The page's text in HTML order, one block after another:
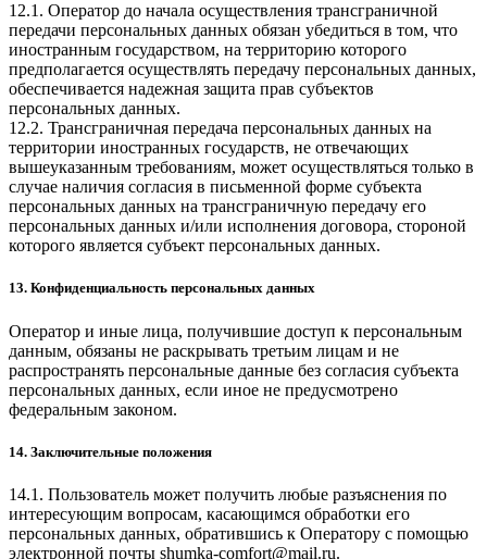
12.1. Оператор до начала осуществления трансграничной
передачи персональных данных обязан убедиться в том, что
иностранным государством, на территорию которого
предполагается осуществлять передачу персональных данных,
обеспечивается надежная защита прав субъектов
персональных данных.
12.2. Трансграничная передача персональных данных на
территории иностранных государств, не отвечающих
вышеуказанным требованиям, может осуществляться только в
случае наличия согласия в письменной форме субъекта
персональных данных на трансграничную передачу его
персональных данных и/или исполнения договора, стороной
которого является субъект персональных данных.
13. Конфиденциальность персональных данных
Оператор и иные лица, получившие доступ к персональным
данным, обязаны не раскрывать третьим лицам и не
распространять персональные данные без согласия субъекта
персональных данных, если иное не предусмотрено
федеральным законом.
14. Заключительные положения
14.1. Пользователь может получить любые разъяснения по
интересующим вопросам, касающимся обработки его
персональных данных, обратившись к Оператору с помощью
электронной почты shumka-comfort@mail.ru.